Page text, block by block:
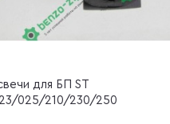
для БП ST
025/210/230/250